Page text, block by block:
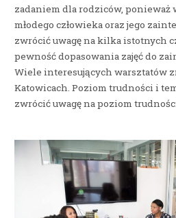
zadaniem dla rodziców, ponieważ
młodego człowieka oraz jego
zwrócić uwagę na kilka istotnych
pewność dopasowania zajęć do
Wiele interesujących warsztatów
Katowicach. Poziom trudności i
zwrócić uwagę na poziom